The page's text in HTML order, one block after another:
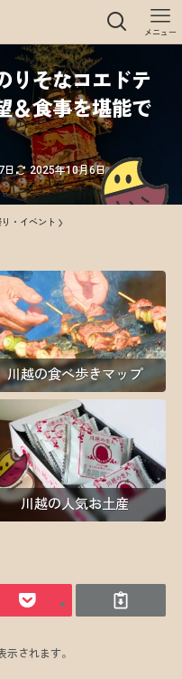
メニュー
りそなコエドテ
＆食事を堪能で
2025年10月6日
・イベント
川越の食べ歩きマップ
川越の人気お土産
示されます。